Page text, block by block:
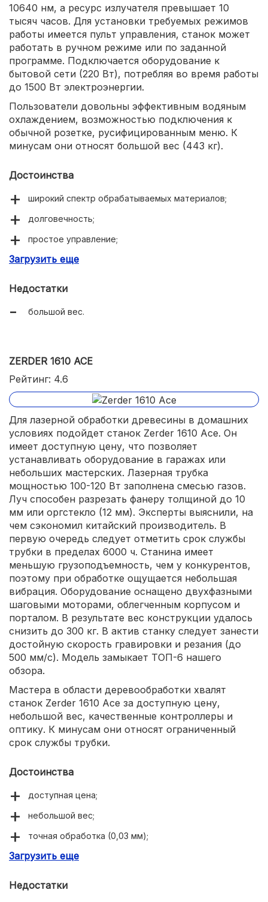
10640 нм, а ресурс излучателя превышает 10
тысяч часов. Для установки требуемых режимов
работы имеется пульт управления, станок может
работать в ручном режиме или по заданной
программе. Подключается оборудование к
бытовой сети (220 Вт), потребляя во время работы
до 1500 Вт электроэнергии.
Пользователи довольны эффективным водяным
охлаждением, возможностью подключения к
обычной розетке, русифицированным меню. К
минусам они относят большой вес (443 кг).
Достоинства
широкий спектр обрабатываемых материалов;
долговечность;
простое управление;
подключение к бытовой сети.
Загрузить еще
Недостатки
большой вес.
ZERDER 1610 ACE
Рейтинг: 4.6
Для лазерной обработки древесины в домашних
условиях подойдет станок Zerder 1610 Ace. Он
имеет доступную цену, что позволяет
устанавливать оборудование в гаражах или
небольших мастерских. Лазерная трубка
мощностью 100-120 Вт заполнена смесью газов.
Луч способен разрезать фанеру толщиной до 10
мм или оргстекло (12 мм). Эксперты выяснили, на
чем сэкономил китайский производитель. В
первую очередь следует отметить срок службы
трубки в пределах 6000 ч. Станина имеет
меньшую грузоподъемность, чем у конкурентов,
поэтому при обработке ощущается небольшая
вибрация. Оборудование оснащено двухфазными
шаговыми моторами, облегченным корпусом и
порталом. В результате вес конструкции удалось
снизить до 300 кг. В актив станку следует занести
достойную скорость гравировки и резания (до
500 мм/с). Модель замыкает ТОП-6 нашего
обзора.
Мастера в области деревообработки хвалят
станок Zerder 1610 Ace за доступную цену,
небольшой вес, качественные контроллеры и
оптику. К минусам они относят ограниченный
срок службы трубки.
Достоинства
доступная цена;
небольшой вес;
точная обработка (0,03 мм);
качественные комплектующие.
Загрузить еще
Недостатки